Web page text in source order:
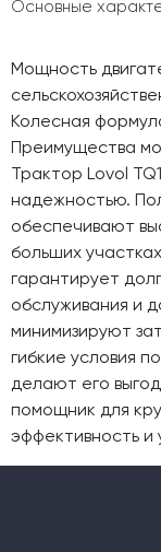
Основные
Мощность
Колесная
Преимущества
Трактор Lovol
надежностью.
обеспечивают
больших
гарантирует
обслуживания и
минимизируют
гибкие условия
делают его
помощник для
эффективность и